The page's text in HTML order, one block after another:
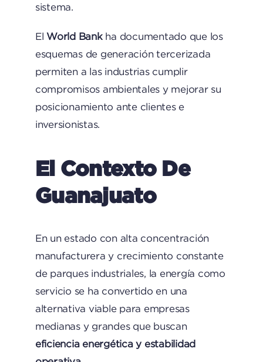
sistema.
ElWorld Bankha documentado que los
esquemas de generación tercerizada
permiten a las industrias cumplir
compromisos ambientales y mejorar su
posicionamiento ante clientes e
inversionistas.
El Contexto De
Guanajuato
En un estado con alta concentración
manufacturera y crecimiento constante
de parques industriales, la energía como
servicio se ha convertido en una
alternativa viable para empresas
medianas y grandes que buscan
eficiencia energética y estabilidad